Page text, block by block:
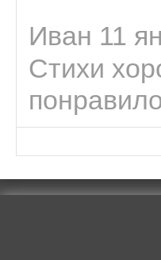
Иван 11
Стихи